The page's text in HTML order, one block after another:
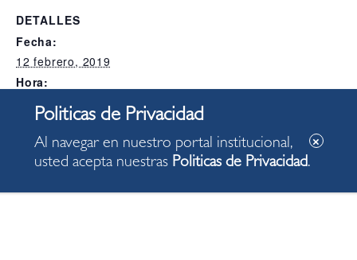
DETALLES
Fecha:
12 febrero, 2019
Hora:
08:00
Categoría del Evento:
Alcaldia
Al navegar en nuestro portal institucional,
usted acepta nuestras Politicas de Privacidad.